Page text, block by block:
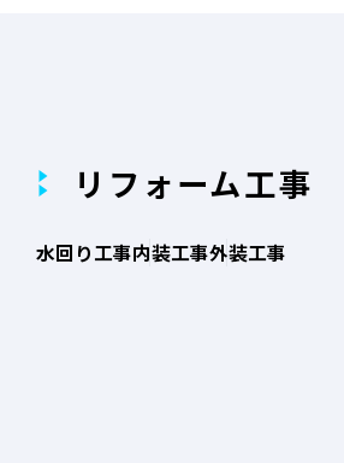
リフォーム工事
水回り工事内装工事外装工事